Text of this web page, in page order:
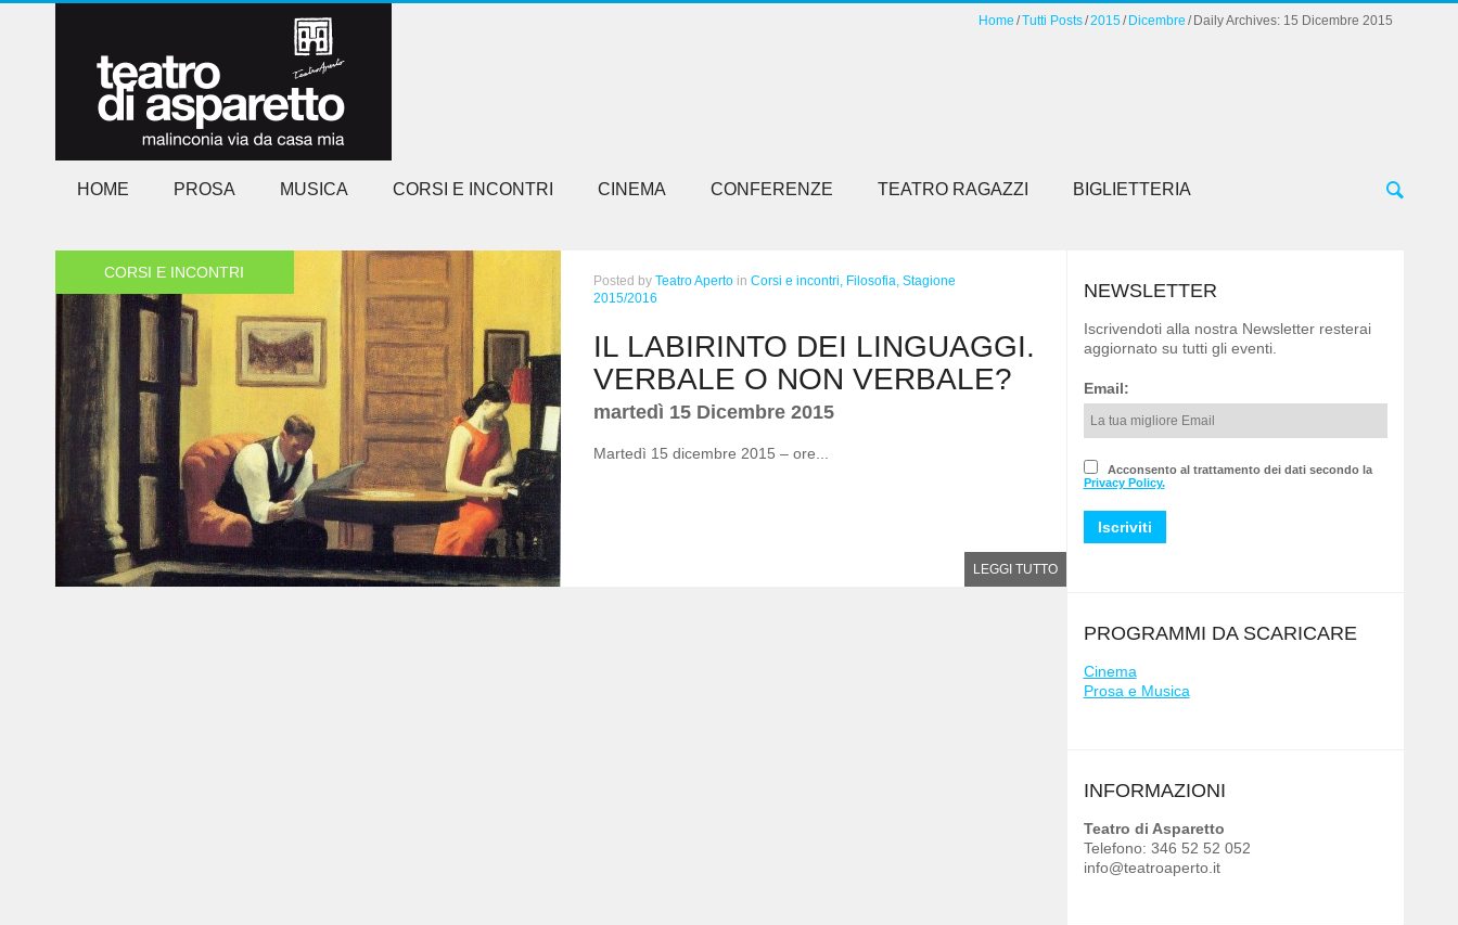
Home Tutti Posts 2015 Dicembre Daily Archives: 15 Dicembre 2015
HOME PROSA MUSICA CORSI E INCONTRI CINEMA CONFERENZE TEATRO RAGAZZI BIGLIETTERIA
CORSI E INCONTRI Posted by Teatro Aperto in Corsi e incontri, Filosofia, Stagione
2015/2016
IL LABIRINTO DEI LINGUAGGI.
VERBALE O NON VERBALE?
martedì 15 Dicembre 2015
Martedì 15 dicembre 2015 – ore...
LEGGI TUTTO
NEWSLETTER
Iscrivendoti alla nostra Newsletter resterai
aggiornato su tutti gli eventi.
Email:
Acconsento al trattamento dei dati secondo la
Privacy Policy.
PROGRAMMI DA SCARICARE
Cinema
Prosa e Musica
INFORMAZIONI
Teatro di Asparetto
Telefono: 346 52 52 052
info@teatroaperto.it